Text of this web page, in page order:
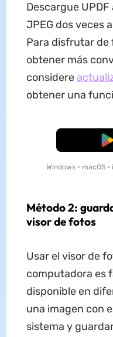
Descargue
JPEG dos veces
Para disfrutar de
obtener más
considere
obtener una
Windows • macOS •
Método 2:
visor de fotos
Usar el visor de
computadora es
disponible en
una imagen con
sistema y